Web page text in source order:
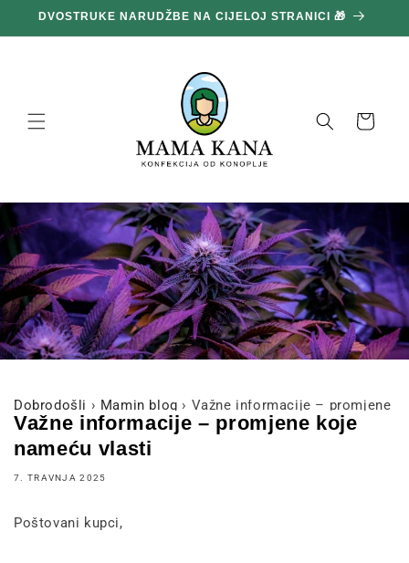
na
sadržaj
DVOSTRUKE NARUDŽBE NA CIJELOJ STRANICI 🎁
Košara
Dobrodošli › Mamin blog › Važne informacije – promjene
Važne informacije – promjene koje
nameću vlasti
7. TRAVNJA 2025
Poštovani kupci,